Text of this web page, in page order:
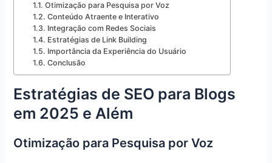
Otimização para Pesquisa por Voz
Conteúdo Atraente e Interativo
Integração com Redes Sociais
Estratégias de Link Building
Importância da Experiência do Usuário
Conclusão
Estratégias de SEO para Blogs
em 2025 e Além
Otimização para Pesquisa por Voz